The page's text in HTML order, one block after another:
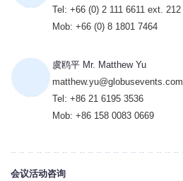
Tel: +66 (0) 2 111 6611 ext. 212
Mob: +66 (0) 8 1801 7464
虞鸥平 Mr. Matthew Yu
matthew.yu@globusevents.com
Tel: +86 21 6195 3536
Mob: +86 158 0083 0669
会议活动咨询